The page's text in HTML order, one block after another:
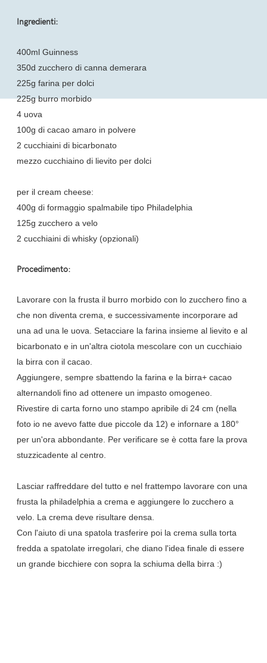
Ingredienti:
400ml Guinness
350d zucchero di canna demerara
225g farina per dolci
225g burro morbido
4 uova
100g di cacao amaro in polvere
2 cucchiaini di bicarbonato
mezzo cucchiaino di lievito per dolci
per il cream cheese:
400g di formaggio spalmabile tipo Philadelphia
125g zucchero a velo
2 cucchiaini di whisky (opzionali)
Procedimento:
Lavorare con la frusta il burro morbido con lo zucchero fino a
che non diventa crema, e successivamente incorporare ad
una ad una le uova. Setacciare la farina insieme al lievito e al
bicarbonato e in un'altra ciotola mescolare con un cucchiaio
la birra con il cacao.
Aggiungere, sempre sbattendo la farina e la birra+ cacao
alternandoli fino ad ottenere un impasto omogeneo.
Rivestire di carta forno uno stampo apribile di 24 cm (nella
foto io ne avevo fatte due piccole da 12) e infornare a 180°
per un'ora abbondante. Per verificare se è cotta fare la prova
stuzzicadente al centro.
Lasciar raffreddare del tutto e nel frattempo lavorare con una
frusta la philadelphia a crema e aggiungere lo zucchero a
velo. La crema deve risultare densa.
Con l'aiuto di una spatola trasferire poi la crema sulla torta
fredda a spatolate irregolari, che diano l'idea finale di essere
un grande bicchiere con sopra la schiuma della birra :)